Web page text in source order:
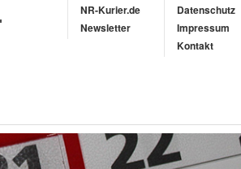
NR-Kurier.de
Newsletter
Datenschutz
Impressum
Kontakt